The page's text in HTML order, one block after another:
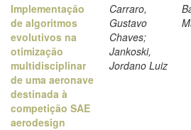
Implementação
de algoritmos
evolutivos na
otimização
multidisciplinar
de uma aeronave
destinada à
competição SAE
aerodesign
Carraro,
Gustavo
Chaves;
Jankoski,
Jordano Luiz